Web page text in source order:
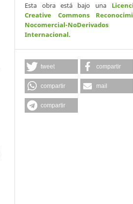
Esta obra está bajo una
Creative Commons
Nocomercial-
Internacional.
tweet compartir
compartir mail
compartir